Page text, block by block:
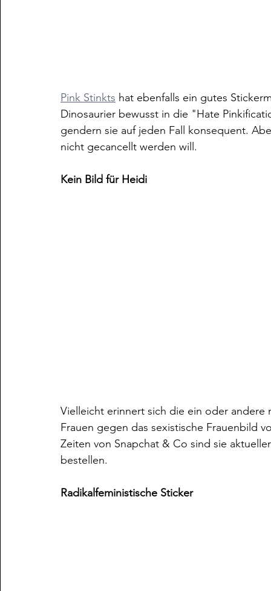
Pink Stinkts hat ebenfalls ein gutes
Dinosaurier bewusst in die "Hate
gendern sie auf jeden Fall konsequent.
nicht gecancellt werden will.
Kein Bild für Heidi
Vielleicht erinnert sich die ein oder
Frauen gegen das sexistische Frauenbild
Zeiten von Snapchat & Co sind sie
bestellen.
Radikalfeministische Sticker